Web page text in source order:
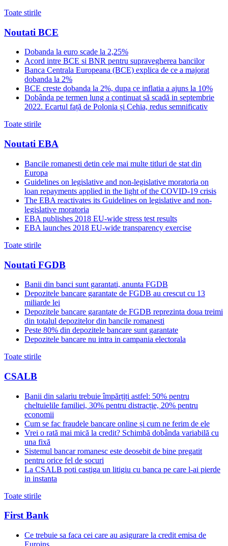
Toate stirile
Noutati BCE
Dobanda la euro scade la 2,25%
Acord intre BCE si BNR pentru supravegherea bancilor
Banca Centrala Europeana (BCE) explica de ce a majorat
dobanda la 2%
BCE creste dobanda la 2%, dupa ce inflatia a ajuns la 10%
Dobânda pe termen lung a continuat să scadă in septembrie
2022. Ecartul față de Polonia și Cehia, redus semnificativ
Toate stirile
Noutati EBA
Bancile romanesti detin cele mai multe titluri de stat din
Europa
Guidelines on legislative and non-legislative moratoria on
loan repayments applied in the light of the COVID-19 crisis
The EBA reactivates its Guidelines on legislative and non-
legislative moratoria
EBA publishes 2018 EU-wide stress test results
EBA launches 2018 EU-wide transparency exercise
Toate stirile
Noutati FGDB
Banii din banci sunt garantati, anunta FGDB
Depozitele bancare garantate de FGDB au crescut cu 13
miliarde lei
Depozitele bancare garantate de FGDB reprezinta doua treimi
din totalul depozitelor din bancile romanesti
Peste 80% din depozitele bancare sunt garantate
Depozitele bancare nu intra in campania electorala
Toate stirile
CSALB
Banii din salariu trebuie împărțiți astfel: 50% pentru
cheltuielile familiei, 30% pentru distracție, 20% pentru
economii
Cum se fac fraudele bancare online și cum ne ferim de ele
Vrei o rată mai mică la credit? Schimbă dobânda variabilă cu
una fixă
Sistemul bancar romanesc este deosebit de bine pregatit
pentru orice fel de socuri
La CSALB poti castiga un litigiu cu banca pe care l-ai pierde
in instanta
Toate stirile
First Bank
Ce trebuie sa faca cei care au asigurare la credit emisa de